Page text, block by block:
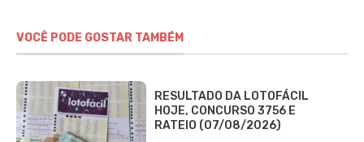
VOCÊ PODE GOSTAR TAMBÉM
RESULTADO DA LOTOFÁCIL
HOJE, CONCURSO 3756 E
RATEIO (07/08/2026)